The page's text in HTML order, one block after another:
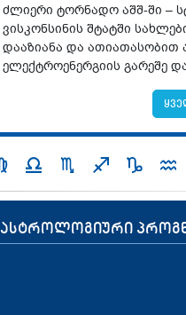
ძლიერი ტორნადო აშშ-ში –
ვისკონსინის შტატში
დააზიანა და ათიათასობით
ელექტროენერგიის გარეშე